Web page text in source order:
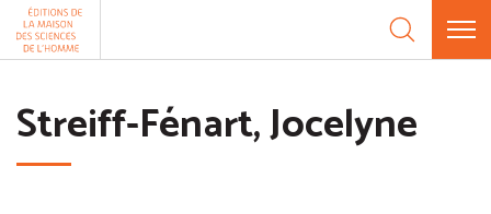
Aller au contenu
Streiff-Fénart, Jocelyne
Panneau de gestion des cookies